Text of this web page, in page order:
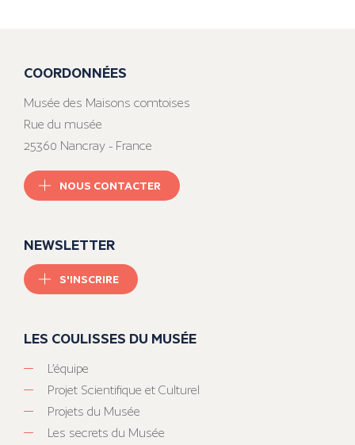
COORDONNÉES
Musée des Maisons comtoises
Rue du musée
25360 Nancray - France
NOUS CONTACTER
NEWSLETTER
S'INSCRIRE
LES COULISSES DU MUSÉE
L’équipe
Projet Scientifique et Culturel
Projets du Musée
Les secrets du Musée